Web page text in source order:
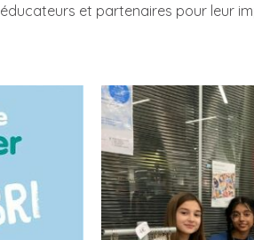
et partenaires pour leur